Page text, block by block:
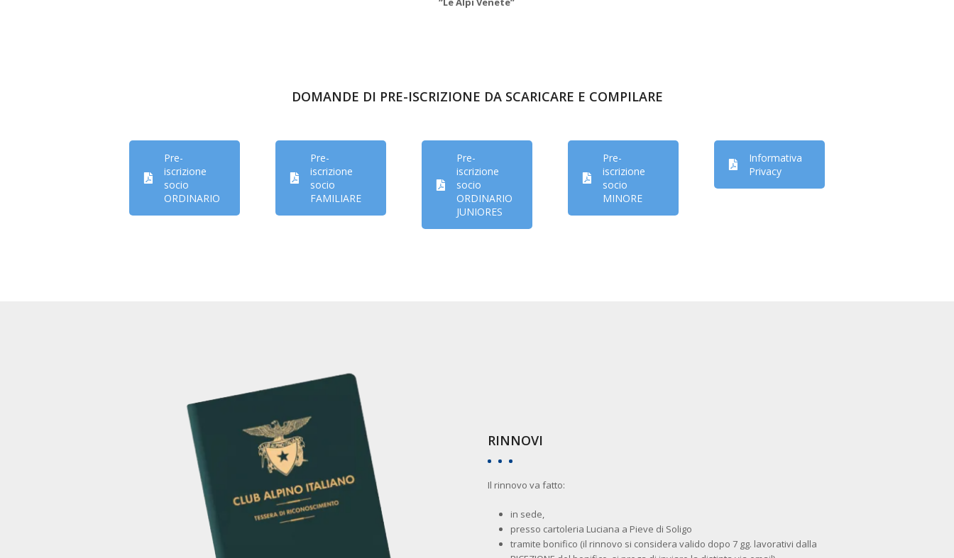
DOMANDE DI PRE-ISCRIZIONE DA SCARICARE E COMPILARE
Pre-
iscrizione
socio
ORDINARIO
Pre-
iscrizione
socio
FAMILIARE
Pre-
iscrizione
socio
ORDINARIO
JUNIORES
Pre-
iscrizione
socio
MINORE
Informativa
Privacy
RINNOVI
Il rinnovo va fatto:
in sede,
presso cartoleria Luciana a Pieve di Soligo
tramite bonifico (il rinnovo si considera valido dopo 7 gg. lavorativi dalla